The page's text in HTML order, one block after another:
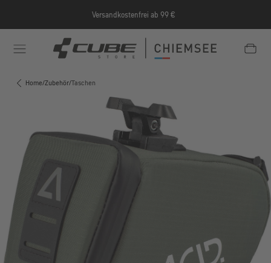
Versandkostenfrei ab 99 €
Home/Zubehör/Taschen